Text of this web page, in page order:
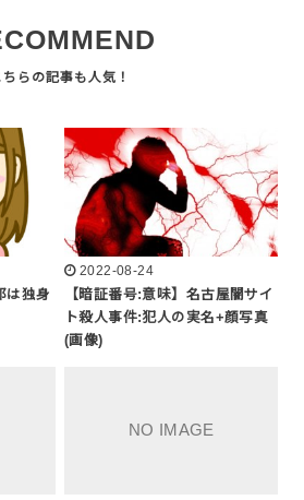
は独身
2022-08-24
【暗証番号:意味】名古屋闇サイ
ト殺人事件:犯人の実名+顔写真
(画像)